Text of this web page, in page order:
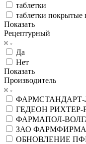
таблетки
таблетки покрытые
Показать
Рецептурный
Да
Нет
Показать
Производитель
ГЕДЕОН РИХТЕР-
ФАРМАПОЛ-
ЗАО
ОБНОВЛЕНИЕ